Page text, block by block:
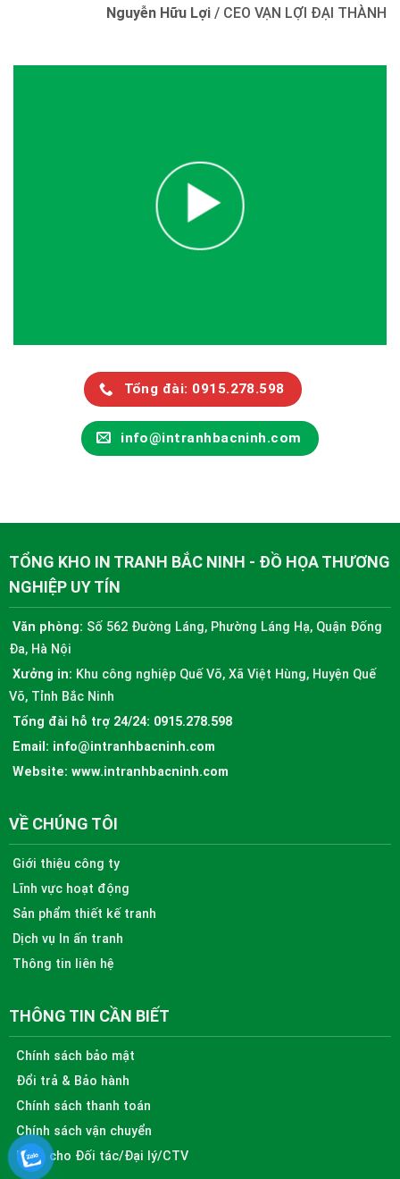
Nguyễn Hữu Lợi / CEO VẠN LỢI ĐẠI THÀNH
Tổng đài: 0915.278.598
info@intranhbacninh.com
TỔNG KHO IN TRANH BẮC NINH - ĐỒ HỌA THƯƠNG
NGHIỆP UY TÍN
Văn phòng: Số 562 Đường Láng, Phường Láng Hạ, Quận Đống
Đa, Hà Nội
Xưởng in: Khu công nghiệp Quế Võ, Xã Việt Hùng, Huyện Quế
Võ, Tỉnh Bắc Ninh
Tổng đài hỗ trợ 24/24: 0915.278.598
Email: info@intranhbacninh.com
Website: www.intranhbacninh.com
VỀ CHÚNG TÔI
Giới thiệu công ty
Lĩnh vực hoạt động
Sản phẩm thiết kế tranh
Dịch vụ In ấn tranh
Thông tin liên hệ
THÔNG TIN CẦN BIẾT
Chính sách bảo mật
Đổi trả & Bảo hành
Chính sách thanh toán
Chính sách vận chuyển
Dành cho Đối tác/Đại lý/CTV